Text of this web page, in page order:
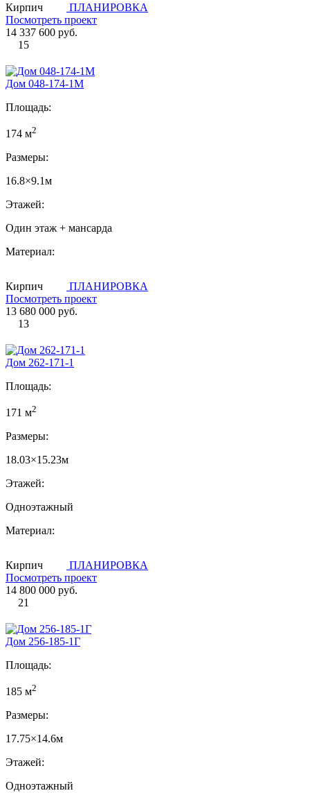
Кирпич
ПЛАНИРОВКА
Посмотреть проект
14 337 600 руб.
15
Дом 048-174-1М
Площадь:
174 м2
Размеры:
16.8×9.1м
Этажей:
Один этаж + мансарда
Материал:
Кирпич
ПЛАНИРОВКА
Посмотреть проект
13 680 000 руб.
13
Дом 262-171-1
Площадь:
171 м2
Размеры:
18.03×15.23м
Этажей:
Одноэтажный
Материал:
Кирпич
ПЛАНИРОВКА
Посмотреть проект
14 800 000 руб.
21
Дом 256-185-1Г
Площадь:
185 м2
Размеры:
17.75×14.6м
Этажей:
Одноэтажный